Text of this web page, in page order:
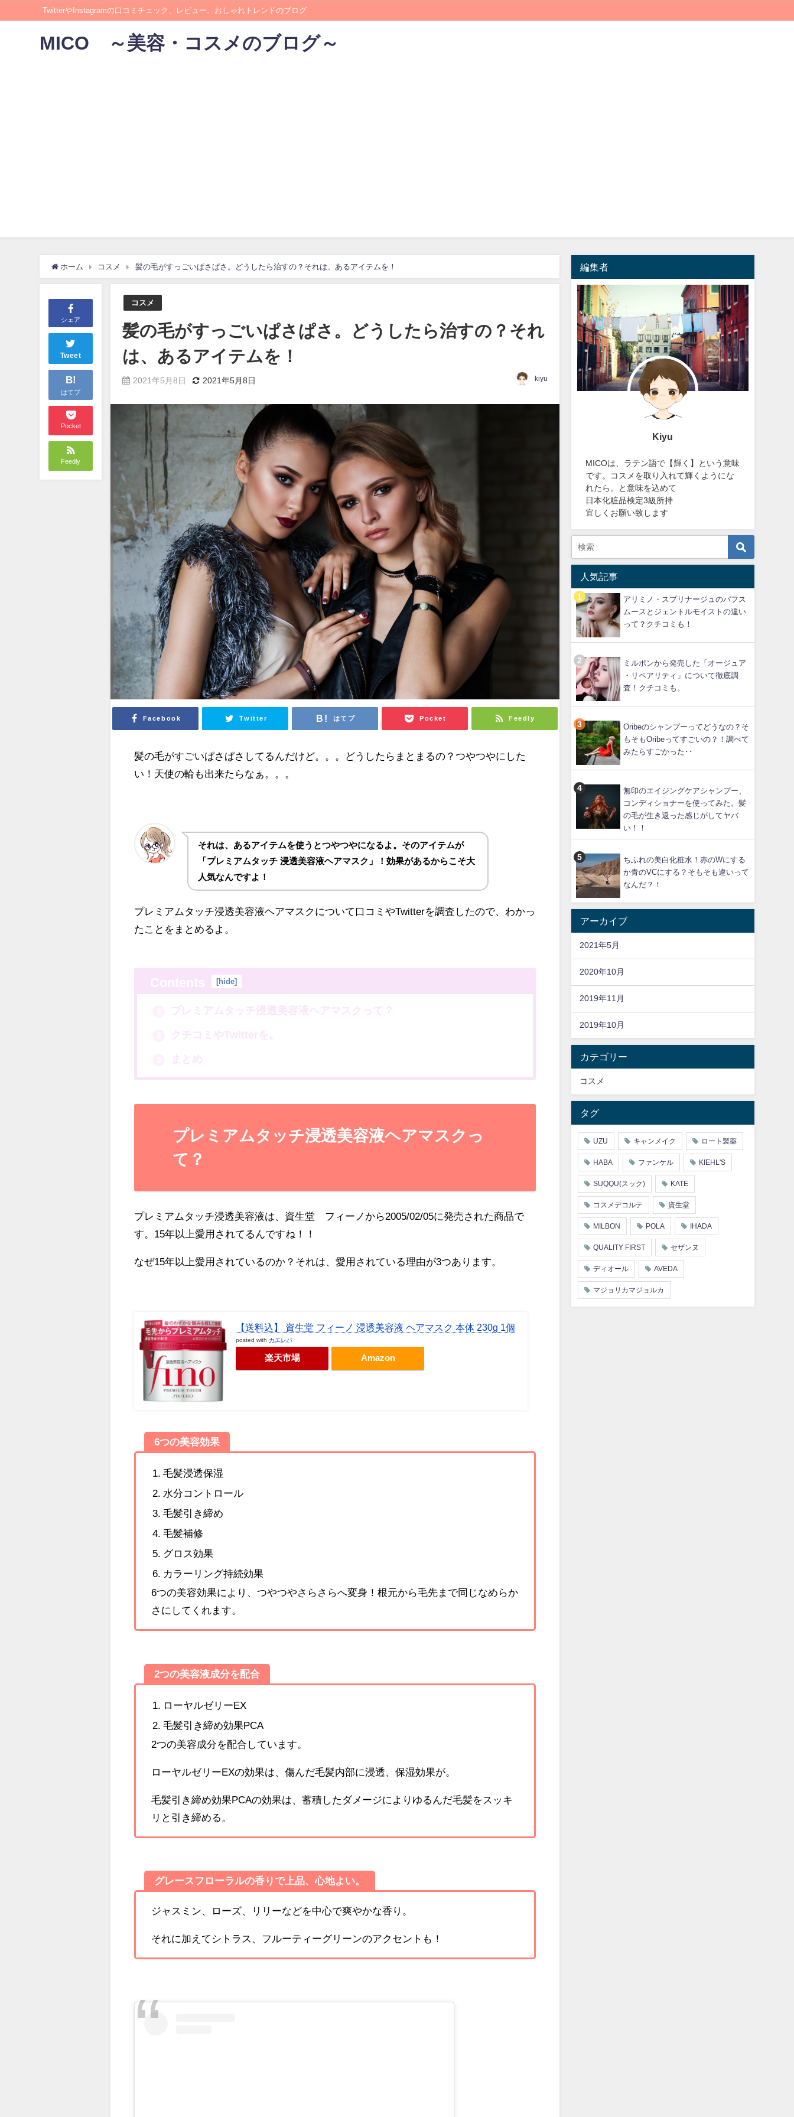
TwitterやInstagramの口コミチェック、レビュー。おしゃれトレンドのブログ
MICO ～美容・コスメのブログ～
ホーム コスメ 髪の毛がすっごいぱさぱさ。どうしたら治すの？それは、あるアイテムを！
シェア
Tweet
B!
はてブ
Pocket
Feedly
コスメ
髪の毛がすっごいぱさぱさ。どうしたら治すの？それ
は、あるアイテムを！
2021年5月8日 2021年5月8日 kiyu
Facebook Twitter はてブ Pocket Feedly
髪の毛がすごいぱさぱさしてるんだけど。。。どうしたらまとまるの？つやつやにした
い！天使の輪も出来たらなぁ。。。
それは、あるアイテムを使うとつやつやになるよ。そのアイテムが
「プレミアムタッチ 浸透美容液ヘアマスク」！効果があるからこそ大
人気なんですよ！
プレミアムタッチ浸透美容液ヘアマスクについて口コミやTwitterを調査したので、わかっ
たことをまとめるよ。
Contents [hide]
プレミアムタッチ浸透美容液ヘアマスクって？
クチコミやTwitterを。
まとめ
プレミアムタッチ浸透美容液ヘアマスクっ
て？
プレミアムタッチ浸透美容液は、資生堂 フィーノから2005/02/05に発売された商品で
す。15年以上愛用されてるんですね！！
なぜ15年以上愛用されているのか？それは、愛用されている理由が3つあります。
【送料込】 資生堂 フィーノ 浸透美容液 ヘアマスク 本体 230g 1個
posted with カエレバ
楽天市場 Amazon
6つの美容効果
毛髪浸透保湿
水分コントロール
毛髪引き締め
毛髪補修
グロス効果
カラーリング持続効果
6つの美容効果により、つやつやさらさらへ変身！根元から毛先まで同じなめらか
さにしてくれます。
2つの美容液成分を配合
ローヤルゼリーEX
毛髪引き締め効果PCA
2つの美容成分を配合しています。
ローヤルゼリーEXの効果は、傷んだ毛髪内部に浸透、保湿効果が。
毛髪引き締め効果PCAの効果は、蓄積したダメージによりゆるんだ毛髪をスッキ
リと引き締める。
グレースフローラルの香りで上品、心地よい。
ジャスミン、ローズ、リリーなどを中心で爽やかな香り。
それに加えてシトラス、フルーティーグリーンのアクセントも！
編集者
Kiyu
MICOは、ラテン語で【輝く】という意味
です。コスメを取り入れて輝くようにな
れたら。と意味を込めて
日本化粧品検定3級所持
宜しくお願い致します
人気記事
アリミノ・スプリナージュのパフス
ムースとジェントルモイストの違い
って？クチコミも！
ミルボンから発売した「オージュア
・リペアリティ」について徹底調
査！クチコミも。
Oribeのシャンプーってどうなの？そ
もそもOribeってすごいの？！調べて
みたらすごかった･･
無印のエイジングケアシャンプー、
コンディショナーを使ってみた。髪
の毛が生き返った感じがしてヤバ
い！！
ちふれの美白化粧水！赤のWにする
か青のVCにする？そもそも違いって
なんだ？！
アーカイブ
2021年5月
2020年10月
2019年11月
2019年10月
カテゴリー
コスメ
タグ
UZU キャンメイク ロート製薬
HABA ファンケル KIEHL'S
SUQQU(スック) KATE
コスメデコルテ 資生堂
MILBON POLA IHADA
QUALITY FIRST セザンヌ
ディオール AVEDA
マジョリカマジョルカ